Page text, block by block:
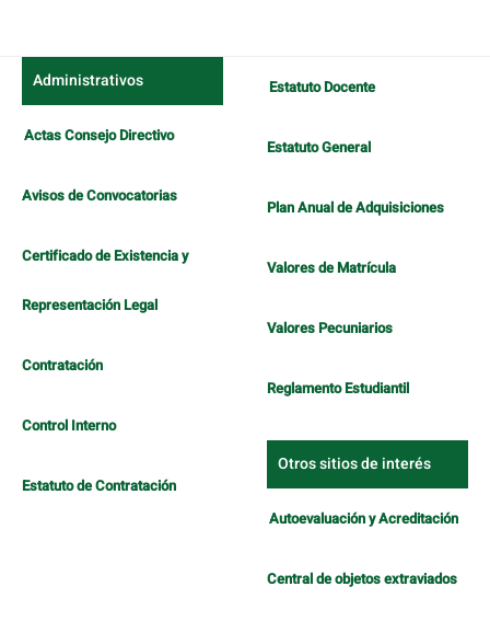
Administrativos
Actas Consejo Directivo
Avisos de Convocatorias
Certificado de Existencia y
Representación Legal
Contratación
Control Interno
Estatuto de Contratación
Estatuto Docente
Estatuto General
Plan Anual de Adquisiciones
Valores de Matrícula
Valores Pecuniarios
Reglamento Estudiantil
Otros sitios de interés
Autoevaluación y Acreditación
Central de objetos extraviados